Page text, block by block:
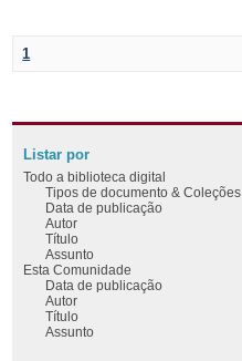
1
Listar por
Todo a biblioteca digital
Tipos de documento & Coleções
Data de publicação
Autor
Título
Assunto
Esta Comunidade
Data de publicação
Autor
Título
Assunto